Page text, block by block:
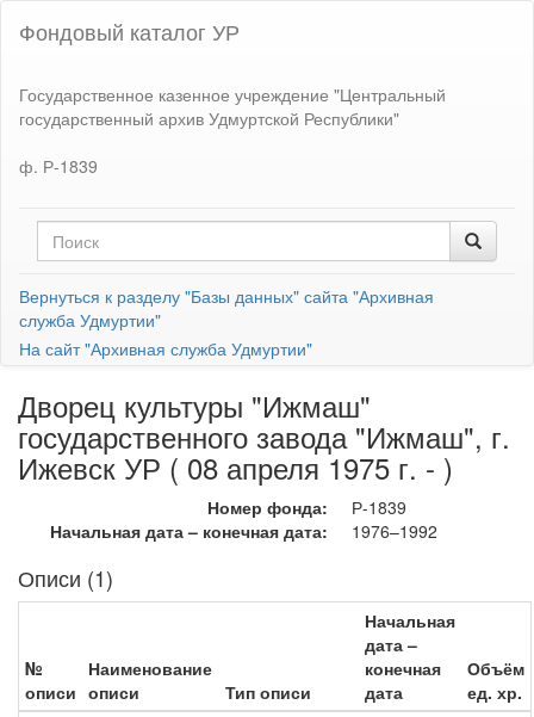
Фондовый каталог УР
Государственное казенное учреждение "Центральный
государственный архив Удмуртской Республики"
ф. Р-1839
Вернуться к разделу "Базы данных" сайта "Архивная
служба Удмуртии"
На сайт "Архивная служба Удмуртии"
Дворец культуры "Ижмаш"
государственного завода "Ижмаш", г.
Ижевск УР ( 08 апреля 1975 г. - )
Номер фонда:
Р-1839
Начальная дата – конечная дата:
1976–1992
Описи (1)
№
описи
Наименование
описи
Тип описи
Начальная
дата –
конечная
дата
Объём
ед. хр.